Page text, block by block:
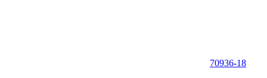
70936-18